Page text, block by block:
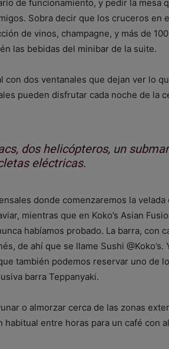
de funcionamiento, y pedir la mesa
Sobra decir que los cruceros en
de vinos, champagne, y más de
las bebidas del minibar de la suite.
con dos ventanales que dejan ver lo
pueden disfrutar cada noche de la
dos helicópteros, un
eléctricas.
donde comenzaremos la velada
mientras que en Koko’s Asian
habíamos probado. La barra, con
de ahí que se llame Sushi @Koko’s.
también podemos reservar uno de
barra Teppanyaki.
o almorzar cerca de las zonas
entre horas para un café con